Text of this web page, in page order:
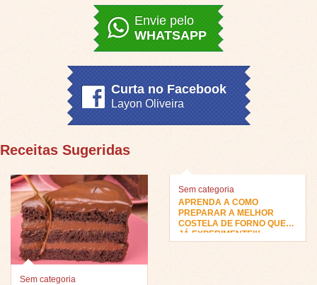
Envie pelo
WHATSAPP
Curta no Facebook
Layon Oliveira
Receitas Sugeridas
Sem categoria
Sem categoria
APRENDA A COMO
PREPARAR A MELHOR
COSTELA DE FORNO QUE
JÁ EXPERIMENTEI!!